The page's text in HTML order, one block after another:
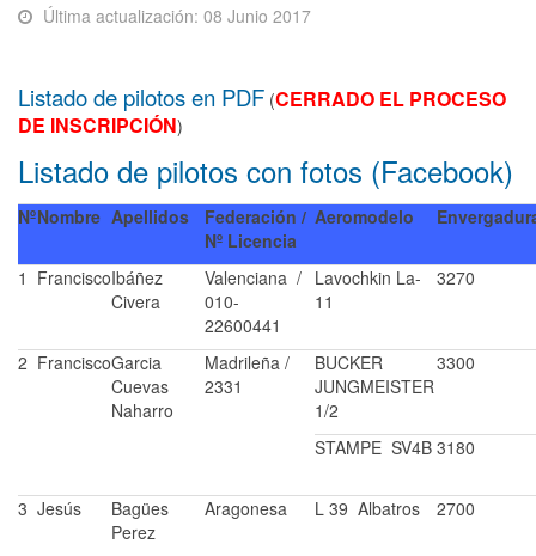
Última actualización: 08 Junio 2017
Listado de pilotos en PDF (CERRADO EL PROCESO
DE INSCRIPCIÓN)
Listado de pilotos con fotos (Facebook)
NºNombre Apellidos
Federación /
Nº Licencia
Aeromodelo
1 FranciscoIbáñez
Civera
Valenciana /
010-
22600441
Lavochkin La-
11
3270
2 FranciscoGarcia
Cuevas
Naharro
Madrileña /
2331
BUCKER
JUNGMEISTER
1/2
3300
STAMPE SV4B 3180
3 Jesús
Bagües
Perez
Aragonesa L 39 Albatros 2700